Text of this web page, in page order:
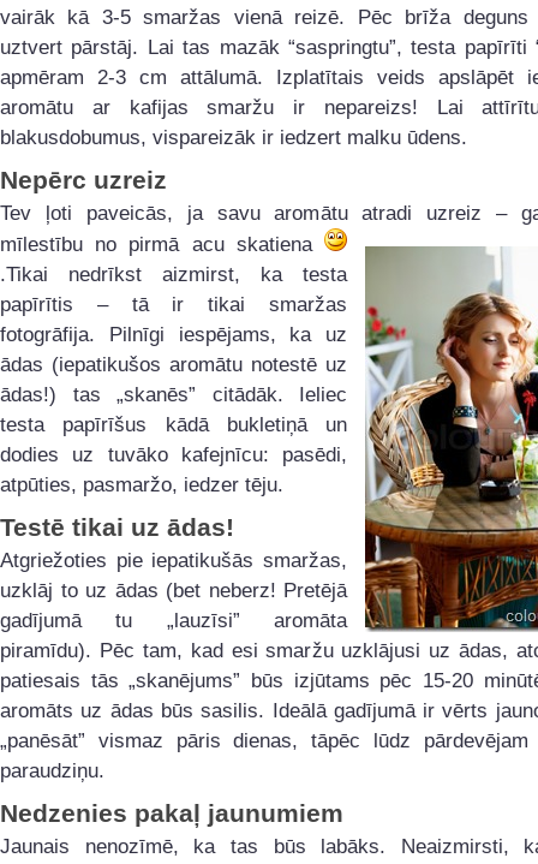
vairāk kā 3-5 smaržas vienā reizē. Pēc brīža deguns
uztvert pārstāj. Lai tas mazāk “saspringtu”, testa papīrīti
apmēram 2-3 cm attālumā. Izplatītais veids apslāpēt
aromātu ar kafijas smaržu ir nepareizs! Lai
blakusdobumus, vispareizāk ir iedzert malku ūdens.
Nepērc uzreiz
Tev ļoti paveicās, ja savu aromātu atradi uzreiz –
mīlestību no pirmā acuskatiena
.Tikai nedrīkst aizmirst, ka testa
papīrītis – tā ir tikai smaržas
fotogrāfija. Pilnīgi iespējams, ka uz
ādas (iepatikušos aromātu notestē uz
ādas!) tas „skanēs” citādāk. Ieliec
testa papīrīšus kādā bukletiņā un
dodies uz tuvāko kafejnīcu: pasēdi,
atpūties, pasmaržo, iedzer tēju.
Testē tikai uz ādas!
Atgriežoties pie iepatikušās smaržas,
uzklāj to uz ādas (bet neberz! Pretējā
gadījumā tu „lauzīsi” aromāta
piramīdu). Pēc tam, kad esi smaržu uzklājusi uz ādas,
patiesais tās „skanējums” būs izjūtams pēc 15-20
aromāts uz ādas būs sasilis. Ideālā gadījumā ir vērts
„panēsāt” vismaz pāris dienas, tāpēc lūdz
paraudziņu.
Nedzenies pakaļ jaunumiem
Jaunais nenozīmē, ka tas būs labāks. Neaizmirsti,